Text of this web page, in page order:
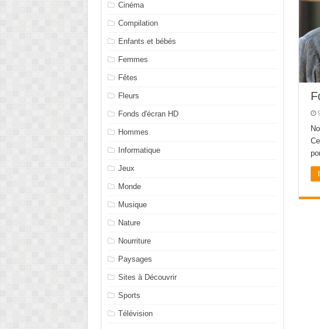
Cinéma
Compilation
Enfants et bébés
Femmes
Fêtes
Fleurs
Fonds d'écran HD
Hommes
Informatique
Jeux
Monde
Musique
Nature
Nourriture
Paysages
Sites à Découvrir
Sports
Télévision